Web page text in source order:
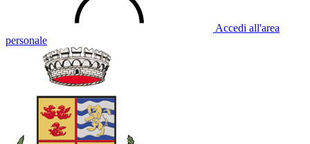
Accedi all'area
personale